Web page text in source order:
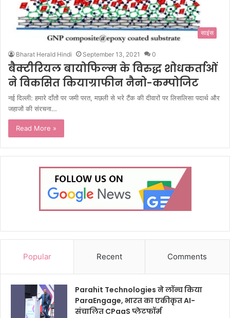
साइंस
Bharat Herald Hindi September 13, 2021 0
बैक्टीरियल बायोफिल्म के विरुद्ध शोधकर्ताओं
ने विकसित कियाग्राफीन नैनो-कम्पोजिट
नई दिल्ली: हमारे दाँतों पर जमी परत, मछली से भरे टैंक की दीवारों पर लिसलिसा पदार्थ और
जहाजों की संरचना…
Read More »
Popular Recent Comments
Parahit Technologies ने लॉन्च किया
ParaEngage, भारत का एकीकृत AI-
संचालित CPaaS प्लेटफॉर्म